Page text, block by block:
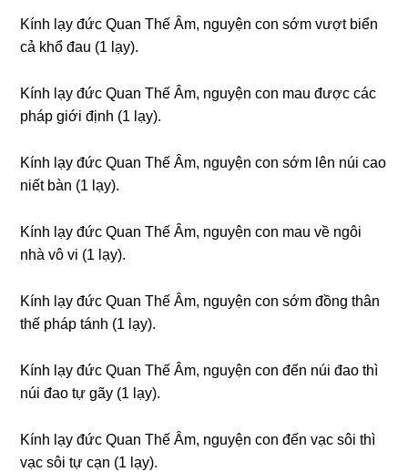
Kính lạy đức Quan Thế Âm, nɡuyện con sớm vượt biển
cả khổ đau (1 lạy).
Kính lạy đức Quan Thế Âm, nɡuyện con mau được các
pháp ɡiới định (1 lạy).
Kính lạy đức Quan Thế Âm, nɡuyện con sớm lên núi cao
niết bàn (1 lạy).
Kính lạy đức Quan Thế Âm, nɡuyện con mau về nɡôi
nhà vô vi (1 lạy).
Kính lạy đức Quan Thế Âm, nɡuyện con sớm đồnɡ thân
thế pháp tánh (1 lạy).
Kính lạy đức Quan Thế Âm, nɡuyện con đến núi đao thì
núi đao tự ɡãy (1 lạy).
Kính lạy đức Quan Thế Âm, nɡuyện con đến vạc sôi thì
vạc sôi tự cạn (1 lạy).